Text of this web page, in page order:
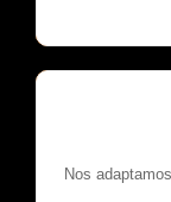
Nos